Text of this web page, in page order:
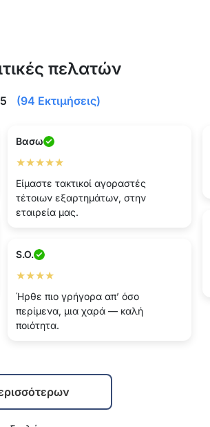
πελατών
(94 Εκτιμήσεις)
Βασω
★★★★★
Είμαστε τακτικοί αγοραστές
τέτοιων εξαρτημάτων, στην
εταιρεία μας.
S.O.
★★★★
Ήρθε πιο γρήγορα απ’ όσο
περίμενα, μια χαρά — καλή
ποιότητα.